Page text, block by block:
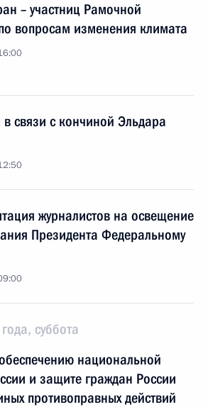
– участниц Рамочной
вопросам изменения климата
связи с кончиной Эльдара
журналистов на освещение
Президента Федеральному
суббота
национальной
и защите граждан России
противоправных действий